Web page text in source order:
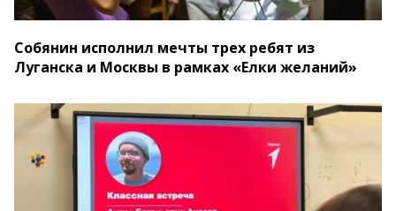
Собянин исполнил мечты трех ребят из
Луганска и Москвы в рамках «Елки желаний»